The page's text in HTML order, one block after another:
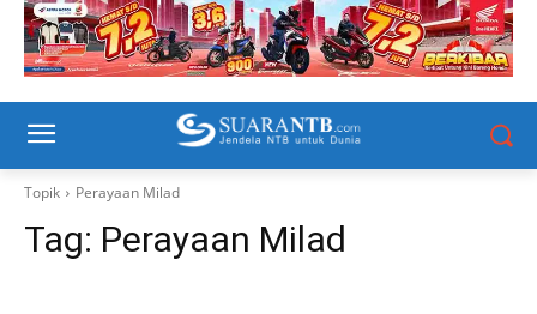
Topik Perayaan Milad
Tag: Perayaan Milad